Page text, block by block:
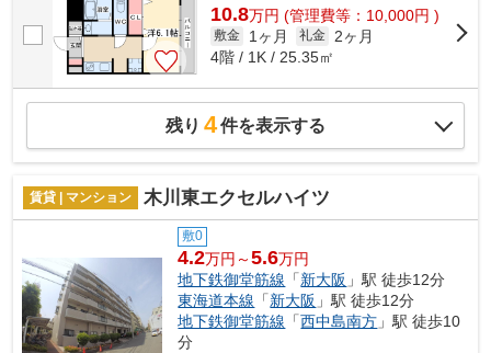
10.8万円 (管理費等：10,000円 )
敷金 1ヶ月 礼金
2ヶ月
4階 / 1K / 25.35㎡
残り 4件を表示する
賃貸 | マンション 木川東エクセルハイツ
敷0
4.2万円～5.6万円
地下鉄御堂筋線 「新大阪 」駅 徒歩12分
東海道本線 「新大阪 」駅 徒歩12分
地下鉄御堂筋線 「西中島南方 」駅 徒歩10
分